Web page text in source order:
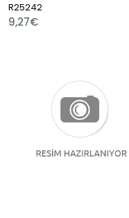
R25242
9,27€